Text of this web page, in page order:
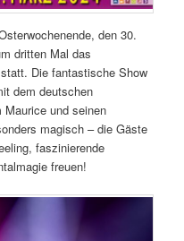
den 30.
dritten Mal das
Die fantastische Show
dem deutschen
und seinen
magisch – die Gäste
faszinierende
freuen!